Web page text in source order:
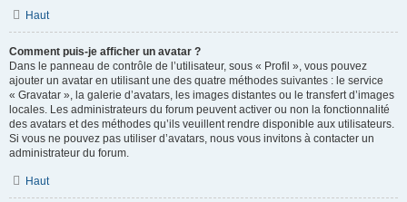
Haut
Comment puis-je afficher un avatar ?
Dans le panneau de contrôle de l’utilisateur, sous « Profil », vous pouvez
ajouter un avatar en utilisant une des quatre méthodes suivantes : le service
« Gravatar », la galerie d’avatars, les images distantes ou le transfert d’images
locales. Les administrateurs du forum peuvent activer ou non la fonctionnalité
des avatars et des méthodes qu’ils veuillent rendre disponible aux utilisateurs.
Si vous ne pouvez pas utiliser d’avatars, nous vous invitons à contacter un
administrateur du forum.
Haut